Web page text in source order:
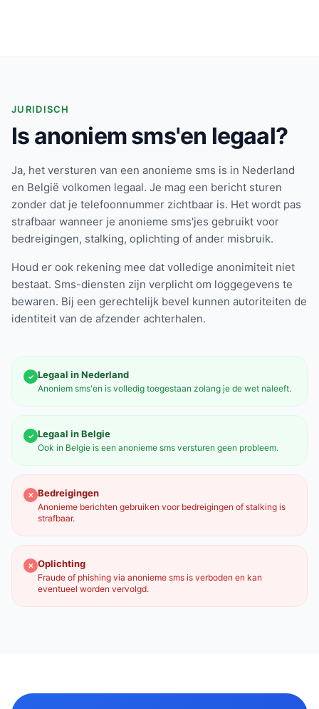
JURIDISCH
Is anoniem sms'en legaal?
Ja, het versturen van een anonieme sms is in Nederland
en België volkomen legaal. Je mag een bericht sturen
zonder dat je telefoonnummer zichtbaar is. Het wordt pas
strafbaar wanneer je anonieme sms'jes gebruikt voor
bedreigingen, stalking, oplichting of ander misbruik.
Houd er ook rekening mee dat volledige anonimiteit niet
bestaat. Sms-diensten zijn verplicht om loggegevens te
bewaren. Bij een gerechtelijk bevel kunnen autoriteiten de
identiteit van de afzender achterhalen.
✓ Legaal in Nederland
Anoniem sms'en is volledig toegestaan zolang je de wet naleeft.
✓ Legaal in Belgie
Ook in Belgie is een anonieme sms versturen geen probleem.
✕ Bedreigingen
Anonieme berichten gebruiken voor bedreigingen of stalking is
strafbaar.
✕ Oplichting
Fraude of phishing via anonieme sms is verboden en kan
eventueel worden vervolgd.